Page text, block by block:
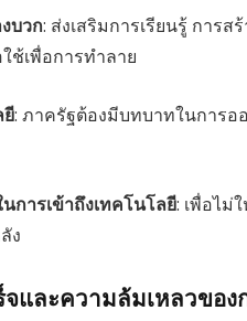
บวก: ส่งเสริมการเรียนรู้ การ
ช้เพื่อการทำลาย
: ภาครัฐต้องมีบทบาทในการ
การเข้าถึงเทคโนโลยี: เพื่อไม่
ง
และความล้มเหลวของ